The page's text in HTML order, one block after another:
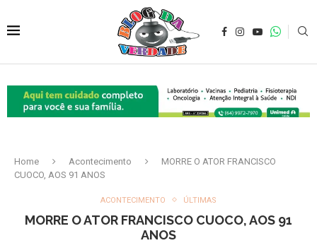
Home Acontecimento
MORRE O ATOR FRANCISCO
CUOCO, AOS 91 ANOS
ACONTECIMENTO ÚLTIMAS
MORRE O ATOR FRANCISCO CUOCO, AOS 91
ANOS